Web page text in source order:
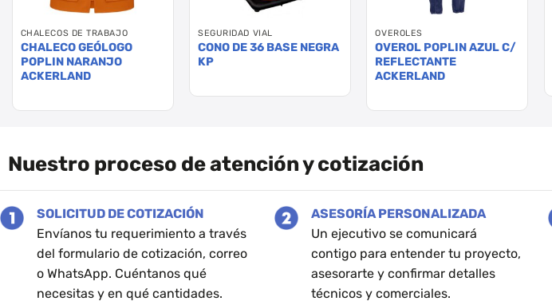
CHALECOS DE TRABAJO
CHALECO GEÓLOGO
POPLIN NARANJO
ACKERLAND
producto
variantes.
se
pueden
elegir
SEGURIDAD VIAL
CONO DE 36 BASE NEGRA
KP
OVEROLES
OVEROL POPLIN AZUL C/
REFLECTANTE
ACKERLAND
producto
variantes.
pueden
elegir
en
la
Nuestro proceso de atención y cotización
SOLICITUD DE COTIZACIÓN
Envíanos tu requerimiento a través
del formulario de cotización, correo
o WhatsApp. Cuéntanos qué
necesitas y en qué cantidades.
ASESORÍA PERSONALIZADA
Un ejecutivo se comunicará
contigo para entender tu proyecto,
asesorarte y confirmar detalles
técnicos y comerciales.